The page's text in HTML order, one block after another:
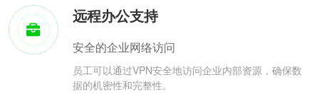
远程办公支持
安全的企业网络访问
员工可以通过VPN安全地访问企业内部资源，确保数
据的机密性和完整性。